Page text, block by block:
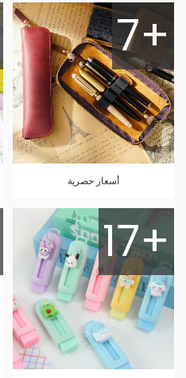
7+
أسعار حصرية
17+